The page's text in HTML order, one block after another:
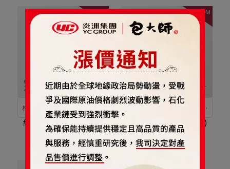
材質強韌耐擠壓/已預先充
氣/超輕量材質/貨品運送
途中有效保護產品，不致
搖晃損壞，可取代現有內
包裝材料，如：保利龍、
緩衝氣墊包材(葫蘆型)
NT$379NT$479
材質強韌耐擠壓/已預先充
氣/超輕量材質/貨品運送
途中有效保護產品，不致
搖晃損壞，取代現有內包
緩衝氣墊包材(氣柱型)
NT$299NT$379